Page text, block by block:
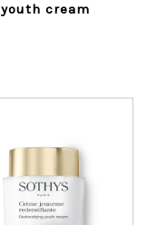
youth cream